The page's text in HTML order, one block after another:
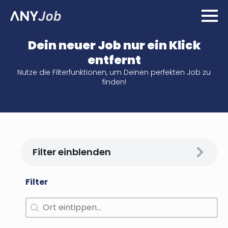
Dein neuer Job nur ein Klick
entfernt
Nutze die Filterfunktionen, um Deinen perfekten Job zu
finden!
Filter einblenden
Filter
Arbeitsort
Search content